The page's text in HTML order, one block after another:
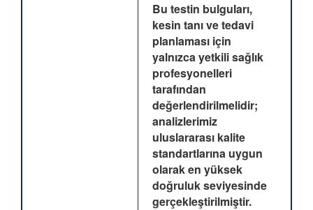
Bu testin bulguları,
kesin tanı ve tedavi
planlaması için
yalnızca yetkili sağlık
profesyonelleri
tarafından
değerlendirilmelidir;
analizlerimiz
uluslararası kalite
standartlarına uygun
olarak en yüksek
doğruluk seviyesinde
gerçekleştirilmiştir.